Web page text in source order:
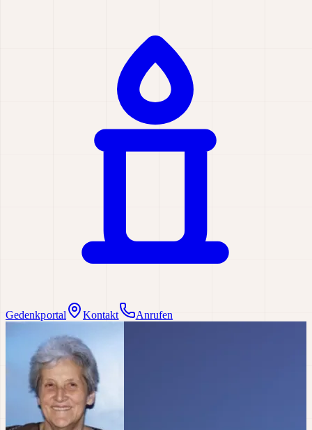
Gedenkportal Kontakt Anrufen